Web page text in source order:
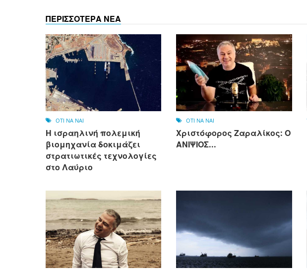
ΠΕΡΙΣΣΟΤΕΡΑ ΝΕΑ
OTI NA NAI
Η ισραηλινή πολεμική
βιομηχανία δοκιμάζει
στρατιωτικές τεχνολογίες
στο Λαύριο
OTI NA NAI
Χριστόφορος Ζαραλίκος: Ο
ΑΝΙΨΙΟΣ...